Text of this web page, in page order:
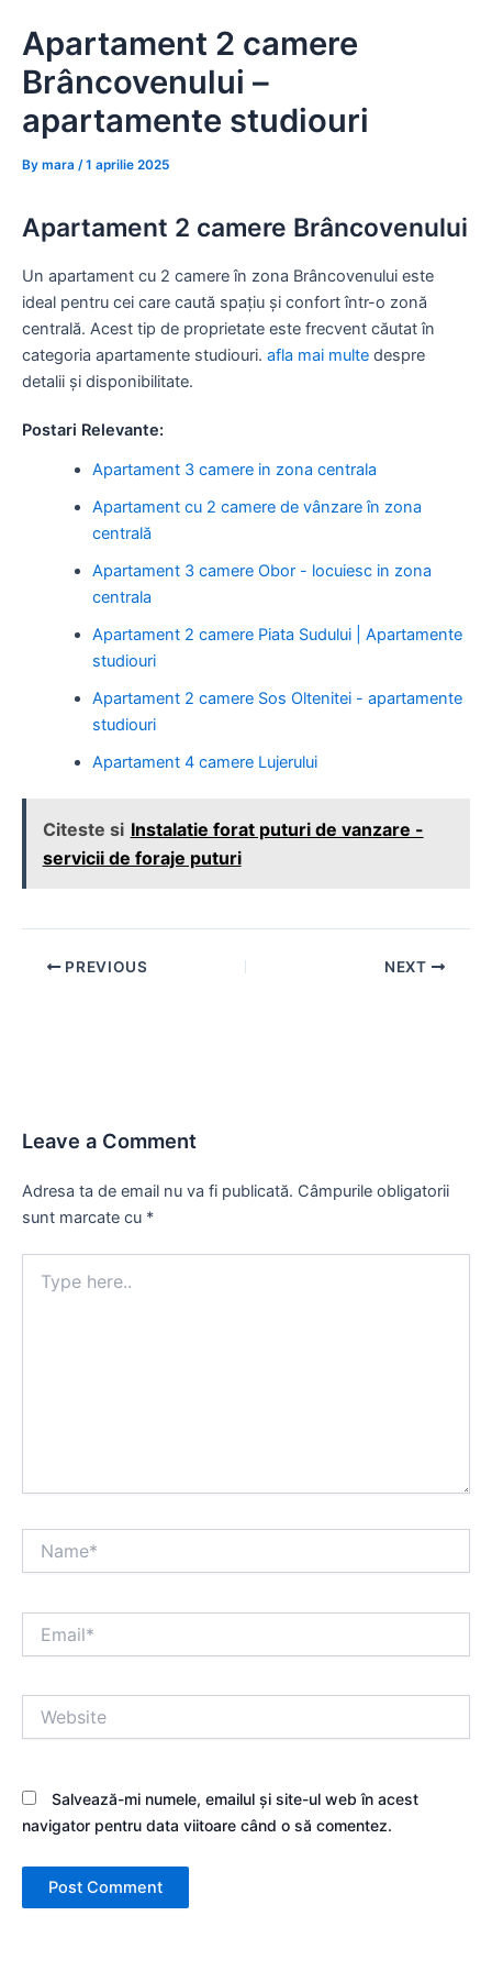
content
Apartament 2 camere
Brâncovenului –
apartamente studiouri
By mara /1 aprilie 2025
Apartament 2 camere Brâncovenului
Un apartament cu 2 camere în zona Brâncovenului este
ideal pentru cei care caută spațiu și confort într-o zonă
centrală. Acest tip de proprietate este frecvent căutat în
categoria apartamente studiouri. afla mai multe despre
detalii și disponibilitate.
Postari Relevante:
Apartament 3 camere in zona centrala
Apartament cu 2 camere de vânzare în zona
centrală
Apartament 3 camere Obor - locuiesc in zona
centrala
Apartament 2 camere Piata Sudului | Apartamente
studiouri
Apartament 2 camere Sos Oltenitei - apartamente
studiouri
Apartament 4 camere Lujerului
Citeste si Instalatie forat puturi de vanzare -
servicii de foraje puturi
Post PREVIOUS NEXT
Leave a Comment
Adresa ta de email nu va fi publicată. Câmpurile obligatorii
sunt marcate cu *
here..
Salvează-mi numele, emailul și site-ul web în acest
navigator pentru data viitoare când o să comentez.